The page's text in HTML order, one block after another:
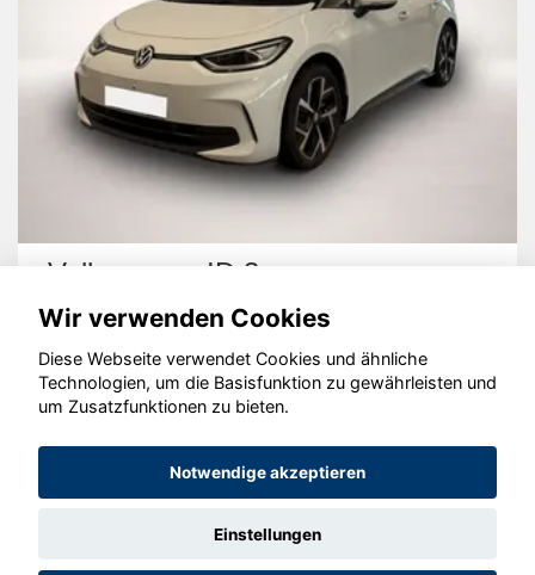
Volkswagen ID.3
© konjunkturmotor.de GmbH 2020 - 2026
Wir verwenden Cookies
Diese Webseite verwendet Cookies und ähnliche
Technologien, um die Basisfunktion zu gewährleisten und
um Zusatzfunktionen zu bieten.
Notwendige akzeptieren
Einstellungen